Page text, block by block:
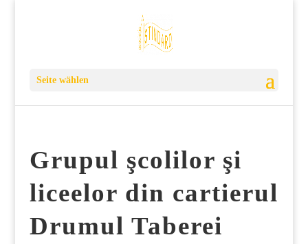
Seite wählen
Grupul şcolilor şi
liceelor din cartierul
Drumul Taberei